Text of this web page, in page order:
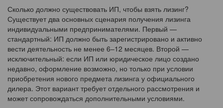
Сколько должно существовать ИП, чтобы взять лизинг?
Существует два основных сценария получения лизинга
индивидуальными предпринимателями. Первый —
стандартный: ИП должно быть зарегистрировано и активно
вести деятельность не менее 6–12 месяцев. Второй —
исключительный: если ИП или юридическое лицо создано
недавно, оформление возможно, но только при условии
приобретения нового предмета лизинга у официального
дилера. Этот вариант требует отдельного рассмотрения и
может сопровождаться дополнительными условиями.